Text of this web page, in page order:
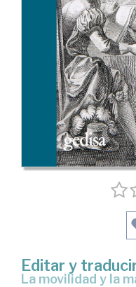
Editar y
la movilidad y la